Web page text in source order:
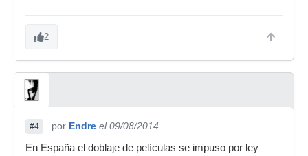
2
#4 por Endre el 09/08/2014
En España el doblaje de películas se impuso por ley